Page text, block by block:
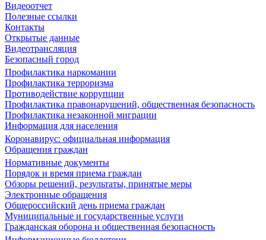
Видеоотчет
Полезные ссылки
Контакты
Открытые данные
Видеотрансляция
Безопасный город
Профилактика наркомании
Профилактика терроризма
Противодействие коррупции
Профилактика правонарушений, общественная безопасность
Профилактика незаконной миграции
Информация для населения
Коронавирус: официальная информация
Обращения граждан
Нормативные документы
Порядок и время приема граждан
Обзоры решений, результаты, принятые меры
Электронные обращения
Общероссийский день приема граждан
Муниципальные и государственные услуги
Гражданская оборона и общественная безопасность